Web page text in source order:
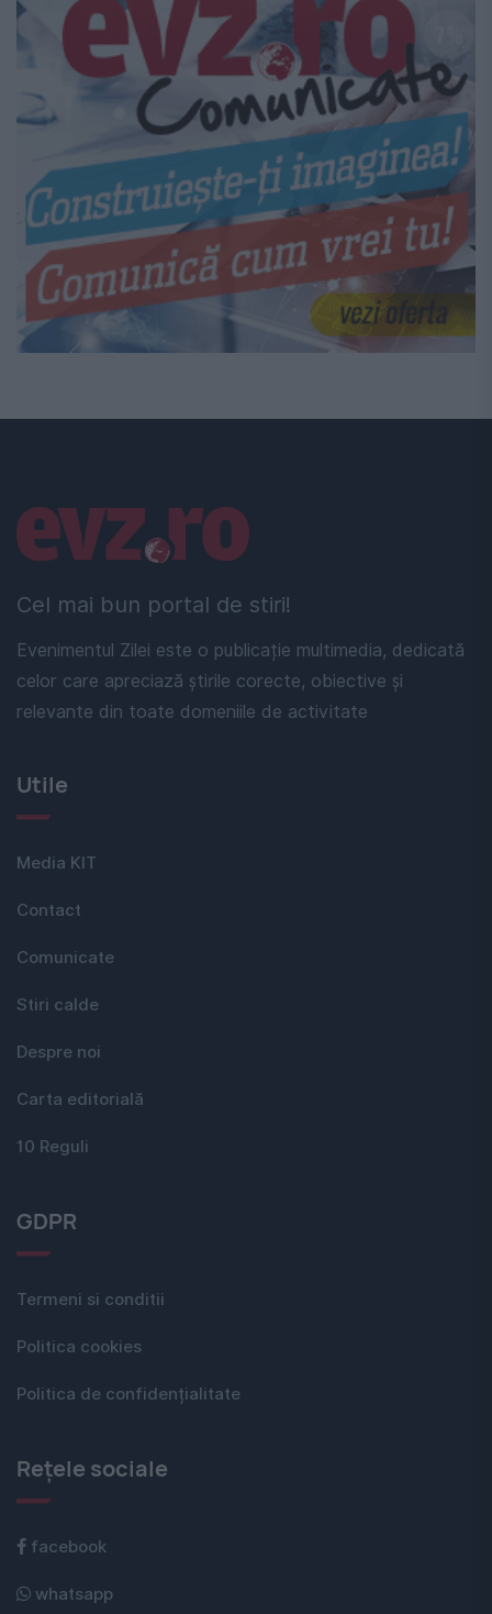
Cel mai bun portal de stiri!
Evenimentul Zilei este o publicație multimedia, dedicată
celor care apreciază știrile corecte, obiective și
relevante din toate domeniile de activitate
Linkuri utile
Utile
Media KIT
Contact
Comunicate
Stiri calde
Despre noi
Carta editorială
10 Reguli
GDPR
Termeni si conditii
Politica cookies
Politica de confidențialitate
Rețele sociale
facebook
whatsapp